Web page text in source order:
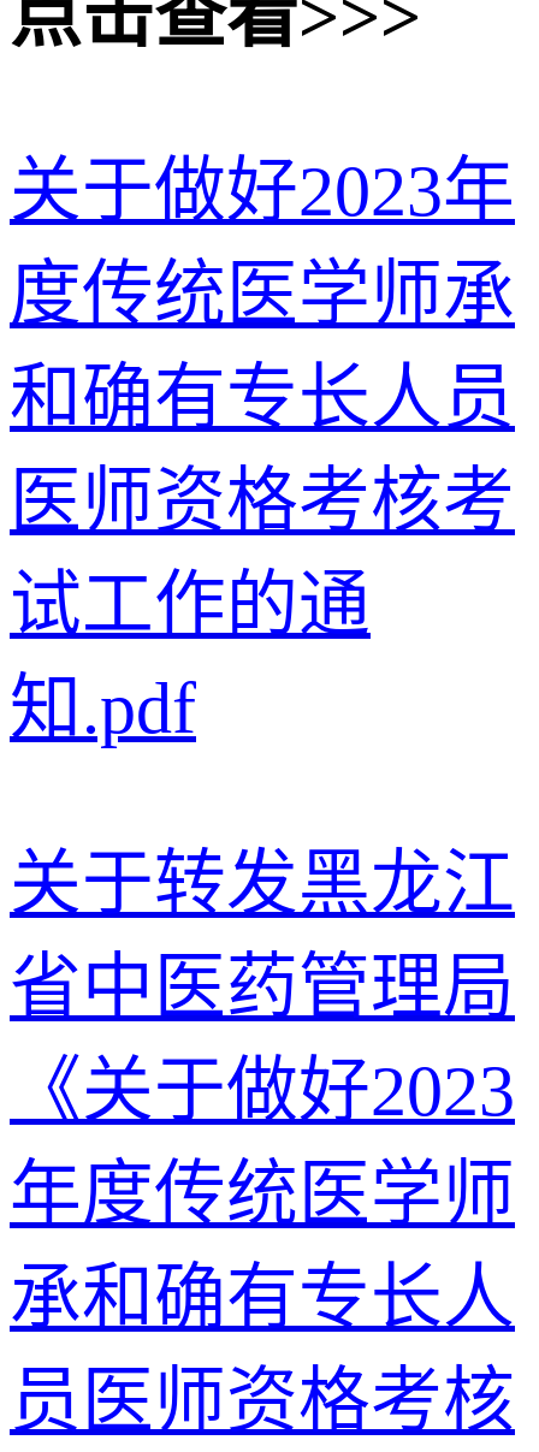
点击查看>>>
关于做好2023年
度传统医学师承
和确有专长人员
医师资格考核考
试工作的通
知.pdf
关于转发黑龙江
省中医药管理局
《关于做好2023
年度传统医学师
承和确有专长人
员医师资格考核